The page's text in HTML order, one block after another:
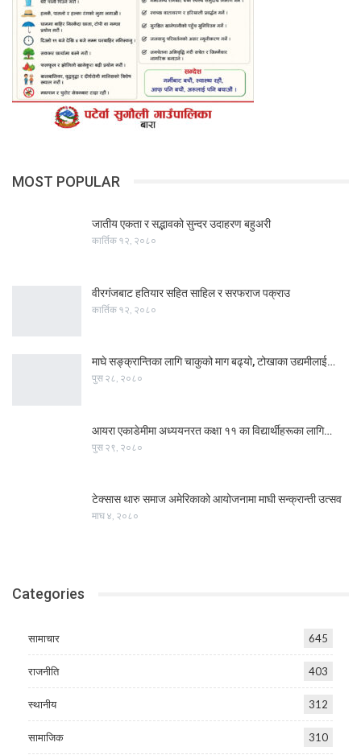
MOST POPULAR
जातीय एकता र सद्भावको सुन्दर उदाहरण बहुअरी
कार्तिक १२, २०८०
वीरगंजबाट हतियार सहित साहिल र सरफराज पक्राउ
कार्तिक १२, २०८०
माघे सङ्क्रान्तिका लागि चाकुको माग बढ्यो, टोखाका उद्यमीलाई…
पुस २८, २०८०
आयरा एकाडेमीमा अध्ययनरत कक्षा ११ का विद्यार्थीहरूका लागि…
पुस २९, २०८०
टेक्सास थारु समाज अमेरिकाको आयोजनामा माघी सन्क्रान्ती उत्सव
माघ ४, २०८०
Categories
सामाचार 645
राजनीति 403
स्थानीय 312
सामाजिक 310